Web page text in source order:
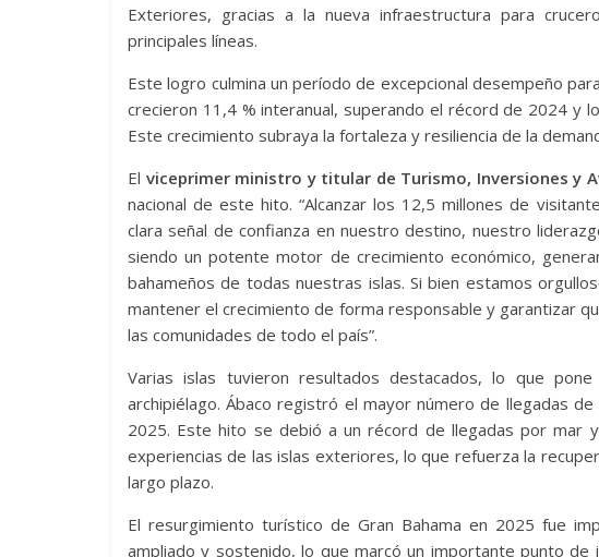
Exteriores, gracias a la nueva infraestructura para
principales líneas.
Este logro culmina un período de excepcional desempeño
crecieron 11,4 % interanual, superando el récord de 2024 y
Este crecimiento subraya la fortaleza y resiliencia de la
El viceprimer ministro y titular de Turismo, Inversiones y
nacional de este hito. “Alcanzar los 12,5 millones de
clara señal de confianza en nuestro destino, nuestro
siendo un potente motor de crecimiento económico,
bahameños de todas nuestras islas. Si bien estamos
mantener el crecimiento de forma responsable y garantizar
las comunidades de todo el país”.
Varias islas tuvieron resultados destacados, lo que
archipiélago. Ábaco registró el mayor número de llegadas
2025. Este hito se debió a un récord de llegadas por mar
experiencias de las islas exteriores, lo que refuerza la
largo plazo.
El resurgimiento turístico de Gran Bahama en 2025 fue
ampliado y sostenido, lo que marcó un importante punto de